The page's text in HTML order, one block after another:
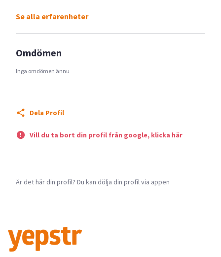
Se alla erfarenheter
Omdömen
Inga omdömen ännu
Dela Profil
Vill du ta bort din profil från google, klicka här
Är det här din profil? Du kan dölja din profil via appen